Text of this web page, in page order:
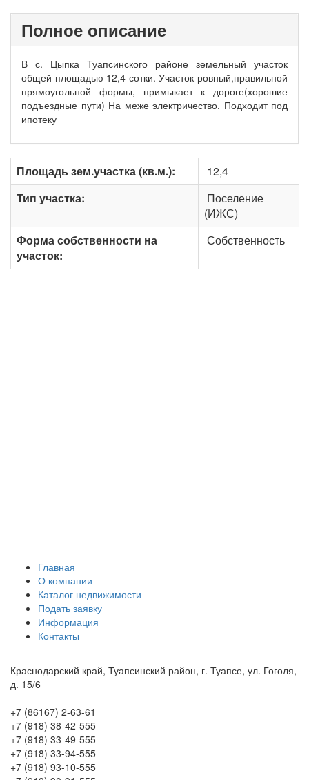
Полное описание
В с. Цыпка Туапсинского районе земельный участок
общей площадью 12,4 сотки. Участок ровный,правильной
прямоугольной формы, примыкает к дороге(хорошие
подъездные пути) На меже электричество. Подходит под
ипотеку
Площадь зем.участка (кв.м.):
12,4
Тип участка:
Поселение
(ИЖС)
Форма собственности на
участок:
Собственность
Главная
О компании
Каталог недвижимости
Подать заявку
Информация
Контакты
Краснодарский край, Туапсинский район, г. Туапсе, ул. Гоголя,
д. 15/6
+7 (86167) 2-63-61
+7 (918) 38-42-555
+7 (918) 33-49-555
+7 (918) 33-94-555
+7 (918) 93-10-555